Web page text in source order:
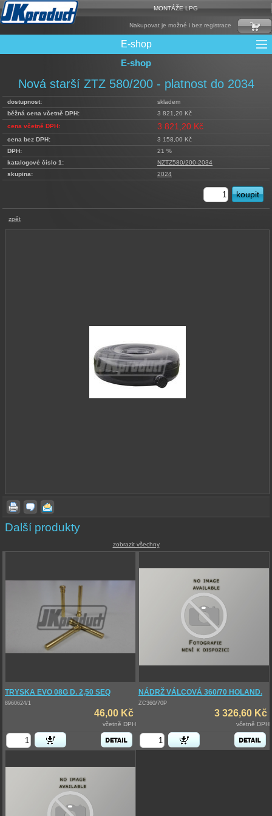
MONTÁŽE LPG
Nakupovat je možné i bez registrace
E-shop
CNG Nádrže
Elektronika + Emulátory
Filtry + Membrány
LPG Nádrže
Mixy + protizášlehové klapky
Multiventily + příslušenství
Ochrana Motoru
Přepínače
Rámy nádrží
Redukce plnění
Reduktory
Řídící jednotky + Testry
Sady + vstřikovače
Spojovací Materiál
Spotřební materiál
Trubky a Hadice
Ventily
E-shop
Nová starší ZTZ 580/200 - platnost do 2034
dostupnost:
skladem
běžná cena včetně DPH:
3 821,20 Kč
cena včetně DPH:
3 821,20 Kč
cena bez DPH:
3 158,00 Kč
DPH:
21 %
katalogové číslo 1:
NZTZ580/200-2034
skupina:
2024
zpět
Další produkty
zobrazit všechny
TRYSKA EVO 08G D. 2,50 SEQ
8960624/1
46,00 Kč
včetně DPH
NÁDRŽ VÁLCOVÁ 360/70 HOLAND.
ZC360/70P
3 326,60 Kč
včetně DPH